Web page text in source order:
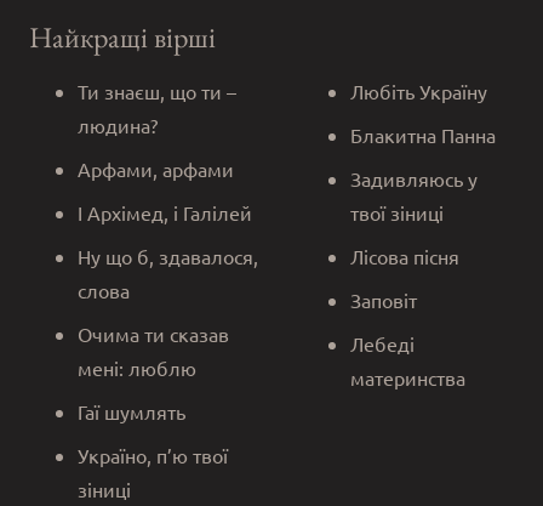
Найкращі вірші
Ти знаєш, що ти –
людина?
Арфами, арфами
І Архімед, і Галілей
Ну що б, здавалося,
слова
Очима ти сказав
мені: люблю
Гаї шумлять
Україно, п’ю твої
зіниці
Любіть Україну
Блакитна Панна
Задивляюсь у
твої зіниці
Лісова пісня
Заповіт
Лебеді
материнства